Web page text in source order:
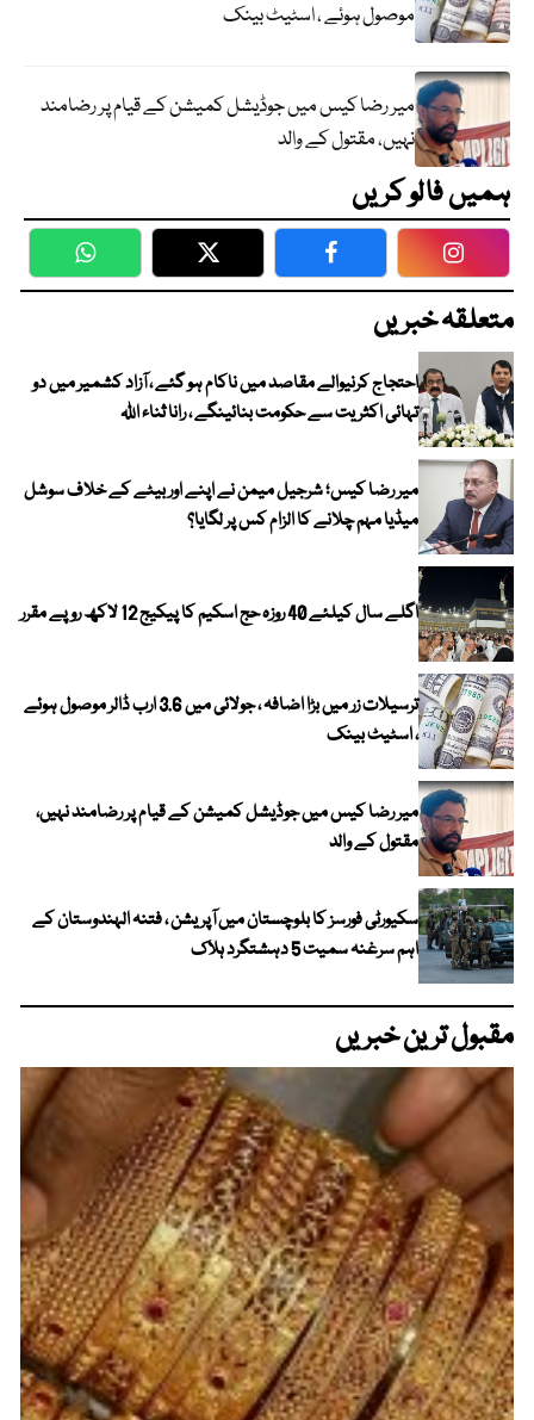
موصول ہوئے ، اسٹیٹ بینک
میر رضا کیس میں جوڈیشل کمیشن کے قیام پر رضامند
نہیں، مقتول کے والد
ہمیں فالو کریں
WhatsApp Twitter Facebook
متعلقہ خبریں
احتجاج کرنیوالے مقاصد میں ناکام ہو گئے ، آزاد کشمیر میں دو
تہائی اکثریت سے حکومت بنائینگے ، رانا ثناء اللہ
میر رضا کیس؛ شرجیل میمن نے اپنے اور بیٹے کے خلاف سوشل
میڈیا مہم چلانے کا الزام کس پر لگایا؟
اگلے سال کیلئے 40 روزہ حج اسکیم کا پیکیج 12 لاکھ روپے مقرر
ترسیلات زر میں بڑا اضافہ ، جولائی میں 3.6 ارب ڈالر موصول ہوئے
، اسٹیٹ بینک
میر رضا کیس میں جوڈیشل کمیشن کے قیام پر رضامند نہیں،
مقتول کے والد
سکیورٹی فورسز کا بلوچستان میں آپریشن ، فتنہ الہندوستان کے
اہم سرغنہ سمیت 5 دہشتگرد ہلاک
مقبول ترین خبریں